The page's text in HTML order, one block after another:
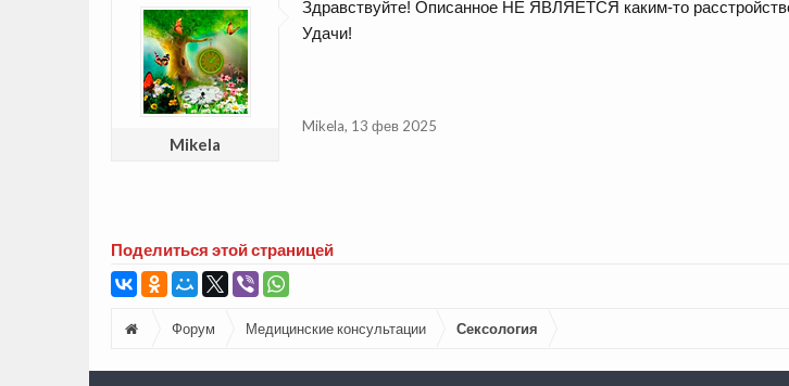
Mikela
Здравствуйте! Описанное НЕ ЯВЛЯЕТСЯ каким-то
Удачи!
Mikela, 13 фев 2025
Поделиться этой страницей
Форум Медицинские консультации Сексология